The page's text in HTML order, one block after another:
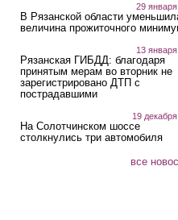
29
В Рязанской области
величина прожиточного
13
Рязанская ГИБДД: благодаря
принятым мерам во вторник не
зарегистрировано ДТП с
пострадавшими
19
На Солотчинском шоссе
столкнулись три автомобиля
все